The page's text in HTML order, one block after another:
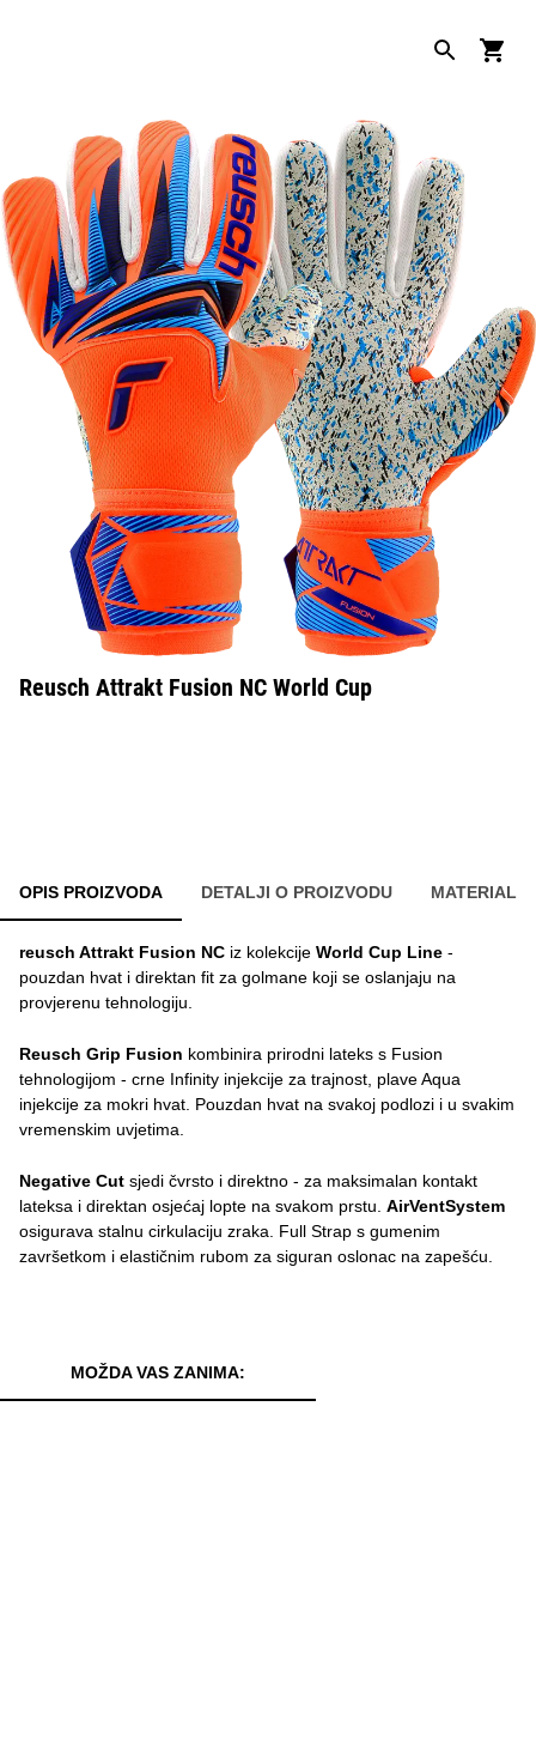
Reusch Attrakt Fusion NC World Cup
OPIS PROIZVODA DETALJI O PROIZVODU MATERIAL
reusch Attrakt Fusion NC iz kolekcije World Cup Line -
pouzdan hvat i direktan fit za golmane koji se oslanjaju na
provjerenu tehnologiju.
Reusch Grip Fusion kombinira prirodni lateks s Fusion
tehnologijom - crne Infinity injekcije za trajnost, plave Aqua
injekcije za mokri hvat. Pouzdan hvat na svakoj podlozi i u svakim
vremenskim uvjetima.
Negative Cut sjedi čvrsto i direktno - za maksimalan kontakt
lateksa i direktan osjećaj lopte na svakom prstu. AirVentSystem
osigurava stalnu cirkulaciju zraka. Full Strap s gumenim
završetkom i elastičnim rubom za siguran oslonac na zapešću.
MOŽDA VAS ZANIMA: